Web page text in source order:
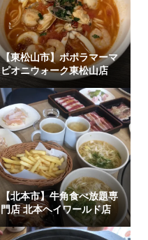
【東松山市】ポポラマーマ
ピオニウォーク東松山店
【北本市】牛角食べ放題専
門店 北本ヘイワールド店